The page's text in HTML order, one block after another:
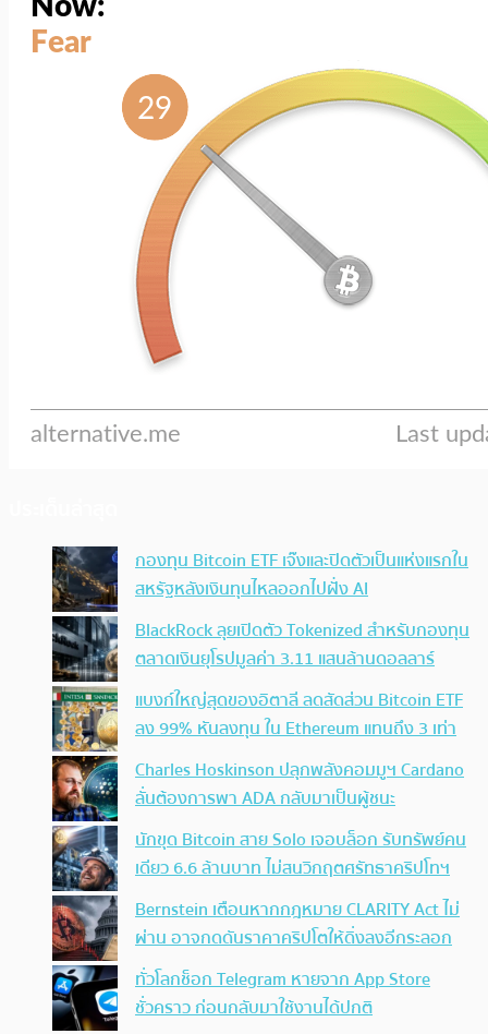
กองทุน Bitcoin ETF เจ๊งและปิดตัวเป็นแห่งแรกใน
สหรัฐหลังเงินทุนไหลออกไปฝั่ง AI
BlackRock ลุยเปิดตัว Tokenized สำหรับกองทุน
ตลาดเงินยุโรปมูลค่า 3.11 แสนล้านดอลลาร์
แบงก์ใหญ่สุดของอิตาลี ลดสัดส่วน Bitcoin ETF
ลง 99% หันลงทุน ใน Ethereum แทนถึง 3 เท่า
Charles Hoskinson ปลุกพลังคอมมูฯ Cardano
ลั่นต้องการพา ADA กลับมาเป็นผู้ชนะ
นักขุด Bitcoin สาย Solo เจอบล็อก รับทรัพย์คน
เดียว 6.6 ล้านบาท ไม่สนวิกฤตศรัทธาคริปโทฯ
Bernstein เตือนหากกฎหมาย CLARITY Act ไม่
ผ่าน อาจกดดันราคาคริปโตให้ดิ่งลงอีกระลอก
ทั่วโลกช็อก Telegram หายจาก App Store
ชั่วคราว ก่อนกลับมาใช้งานได้ปกติ